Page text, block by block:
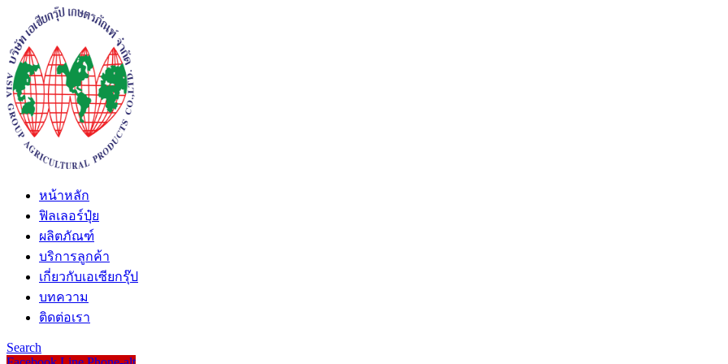
หน้าหลัก
ฟิลเลอร์ปุ๋ย
ผลิตภัณฑ์
บริการลูกค้า
เกี่ยวกับเอเซียกรุ๊ป
บทความ
ติดต่อเรา
Search